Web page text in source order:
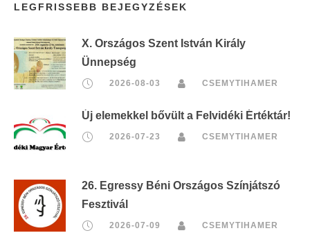
LEGFRISSEBB BEJEGYZÉSEK
X. Országos Szent István Király
Ünnepség
2026-08-03 CSEMYTIHAMER
Új elemekkel bővült a Felvidéki Értéktár!
2026-07-23 CSEMYTIHAMER
26. Egressy Béni Országos Színjátszó
Fesztivál
2026-07-09 CSEMYTIHAMER